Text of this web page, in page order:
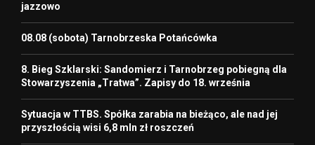
jazzowo
08.08 (sobota) Tarnobrzeska Potańcówka
8. Bieg Szklarski: Sandomierz i Tarnobrzeg pobiegną dla
Stowarzyszenia „Tratwa”. Zapisy do 18. września
Sytuacja w TTBS. Spółka zarabia na bieżąco, ale nad jej
przyszłością wisi 6,8 mln zł roszczeń